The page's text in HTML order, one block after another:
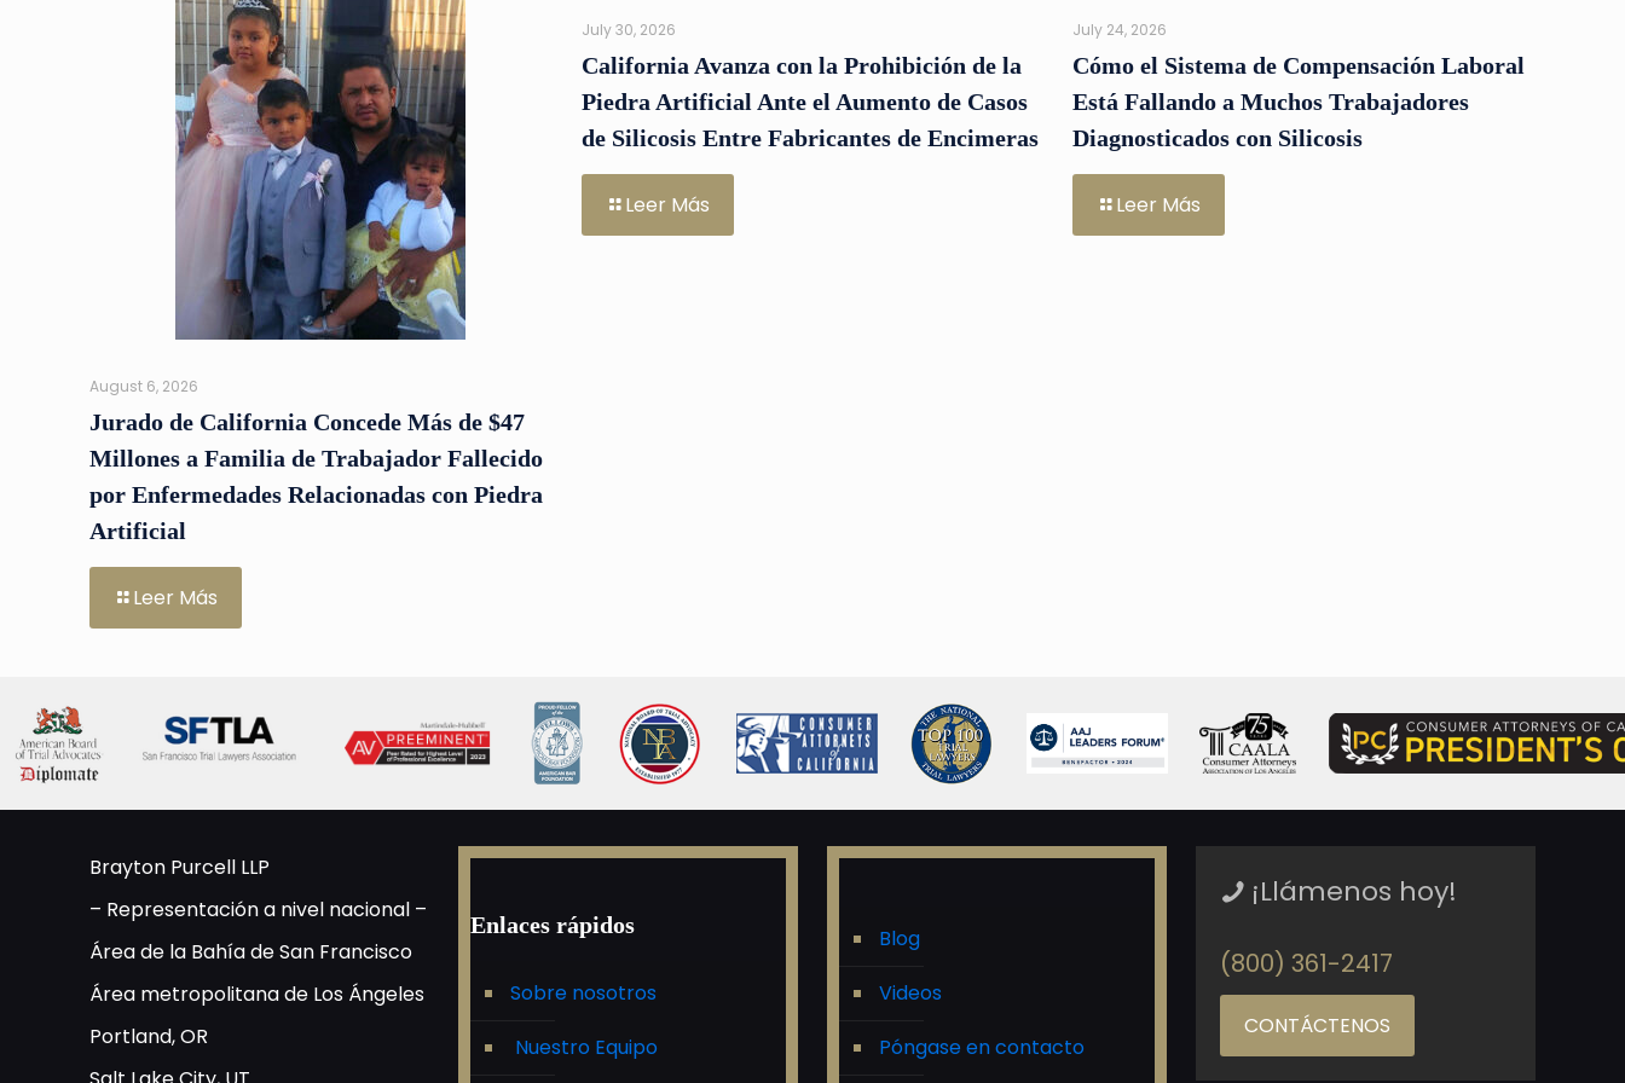
August 6, 2026
Jurado de California Concede Más de $47
Millones a Familia de Trabajador Fallecido
por Enfermedades Relacionadas con Piedra
Artificial
Leer Más
July 30, 2026
California Avanza con la Prohibición de la
Piedra Artificial Ante el Aumento de Casos
de Silicosis Entre Fabricantes de Encimeras
Leer Más
July 24, 2026
Cómo el Sistema de Compensación Laboral
Está Fallando a Muchos Trabajadores
Diagnosticados con Silicosis
Leer Más
Brayton Purcell LLP
– Representación a nivel nacional –
Área de la Bahía de San Francisco
Área metropolitana de Los Ángeles
Portland, OR
Enlaces rápidos
Sobre nosotros
Nuestro Equipo
Blog
Videos
Póngase en contacto
¡Llámenos hoy!
(800) 361-2417
CONTÁCTENOS